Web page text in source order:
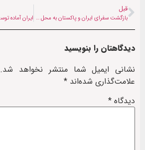
قبل
بازگشت سفرای ایران و پاکستان به محل مأموریت خود تا ۶ بهمن
دیدگاهتان را بنویسید
نشانی ایمیل شما منتشر نخواهد شد.
علامت‌گذاری شده‌اند *
دیدگاه *